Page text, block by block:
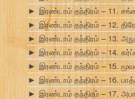
► இரண்டாம் தந்திரம் – 11.
► இரண்டாம் தந்திரம் – 12.
► இரண்டாம் தந்திரம் – 13.
► இரண்டாம் தந்திரம் – 14.
► இரண்டாம் தந்திரம் – 15.
► இரண்டாம் தந்திரம் – 16.
► இரண்டாம் தந்திரம் – 17.